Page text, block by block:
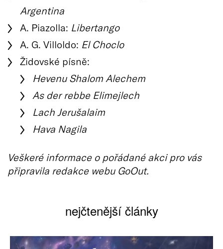
Argentina
A. Piazolla: Libertango
A. G. Villoldo: El Choclo
Židovské písně:
Hevenu Shalom Alechem
As der rebbe Elimejlech
Lach Jerušalaim
Hava Nagila
Veškeré informace o pořádané akci pro vás
připravila redakce webu GoOut.
nejčtenější články